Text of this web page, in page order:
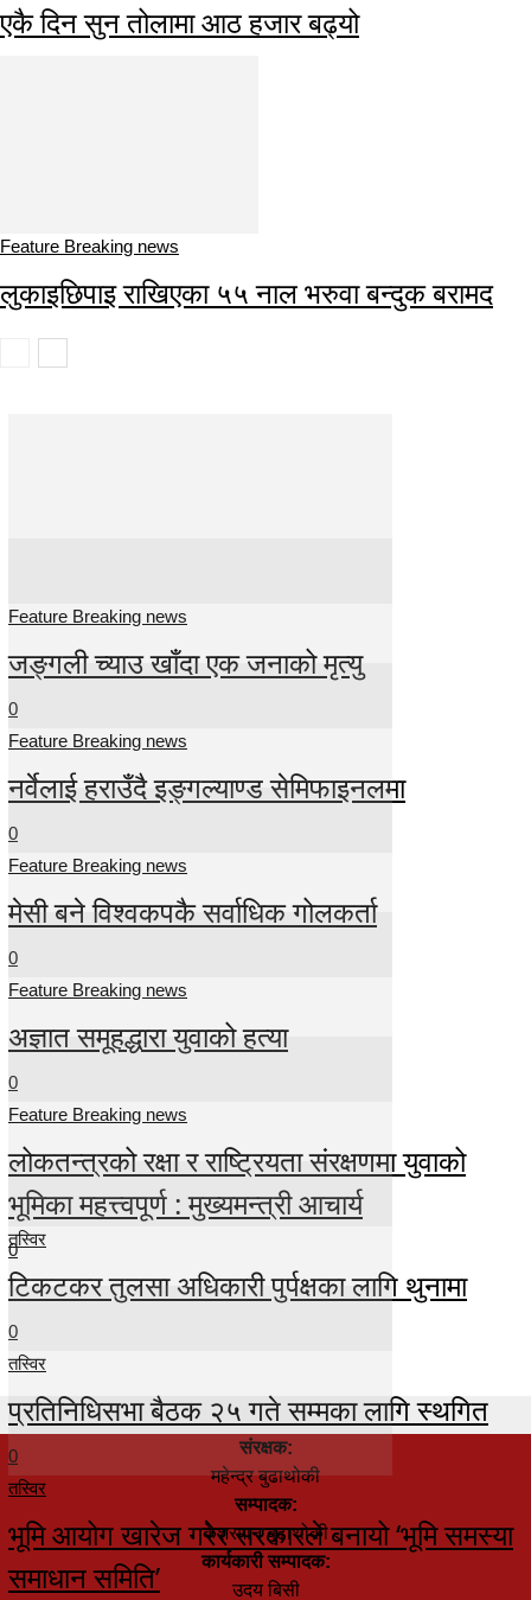
एकै दिन सुन तोलामा आठ हजार बढ्यो
Feature Breaking news
लुकाइछिपाइ राखिएका ५५ नाल भरुवा बन्दुक बरामद
Feature Breaking news
जङ्गली च्याउ खाँदा एक जनाको मृत्यु
0
Feature Breaking news
नर्वेलाई हराउँदै इङ्गल्याण्ड सेमिफाइनलमा
0
Feature Breaking news
मेसी बने विश्वकपकै सर्वाधिक गोलकर्ता
0
Feature Breaking news
अज्ञात समूहद्धारा युवाको हत्या
0
Feature Breaking news
लोकतन्त्रको रक्षा र राष्ट्रियता संरक्षणमा युवाको
भूमिका महत्त्वपूर्ण : मुख्यमन्त्री आचार्य
0
तस्विर
टिकटकर तुलसा अधिकारी पुर्पक्षका लागि थुनामा
0
तस्विर
प्रतिनिधिसभा बैठक २५ गते सम्मका लागि स्थगित
0
तस्विर
भूमि आयोग खारेज गरेर सरकारले बनायो ‘भूमि समस्या
समाधान समिति’
संरक्षक:
महेन्द्र बुढाथोकी
सम्पादक:
केशरमान बुढाथोकी
कार्यकारी सम्पादक:
उदय बिसी